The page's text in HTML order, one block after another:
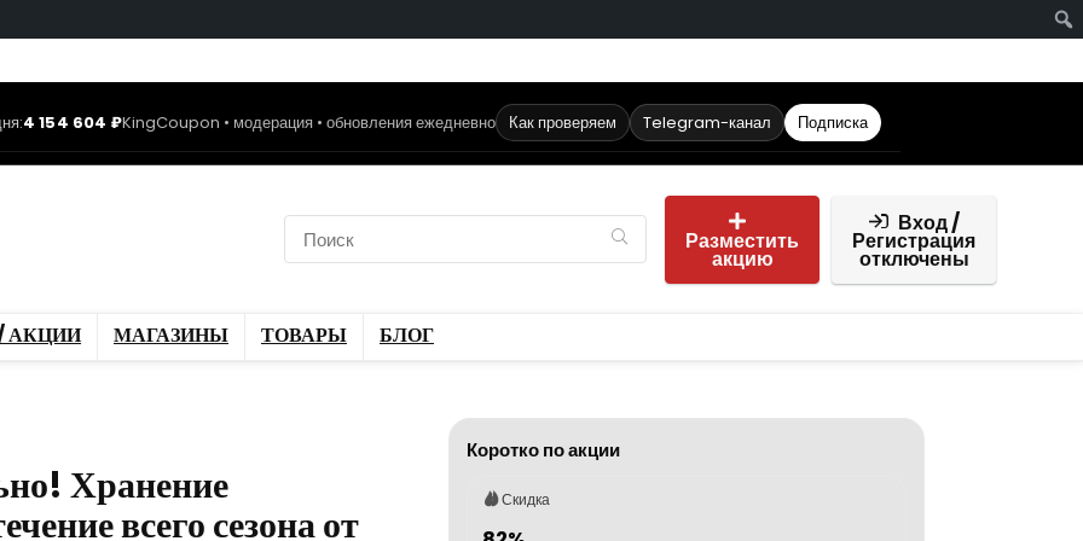
4 154 604 ₽KingCoupon • модерация • обновления ежедневно Как проверяем Telegram-канал Подписка
Разместить
акцию
Вход /
Регистрация
отключены
АКЦИИ МАГАЗИНЫ ТОВАРЫ БЛОГ
Хранение
всего сезона от
Коротко по акции
Скидка